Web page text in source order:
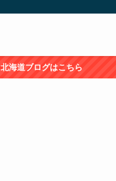
北海道ブログはこちら